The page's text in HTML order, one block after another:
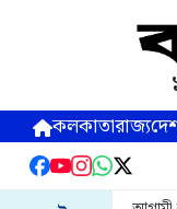
কলকাতারাজ্য